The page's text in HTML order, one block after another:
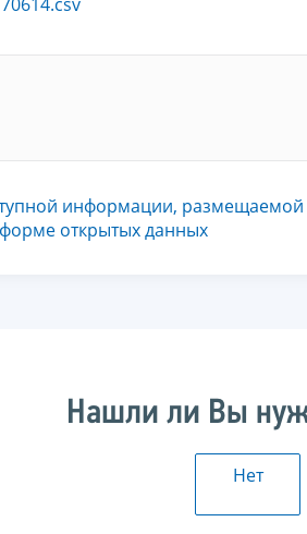
информации,
открытых данных
Нашли ли Вы
Нет